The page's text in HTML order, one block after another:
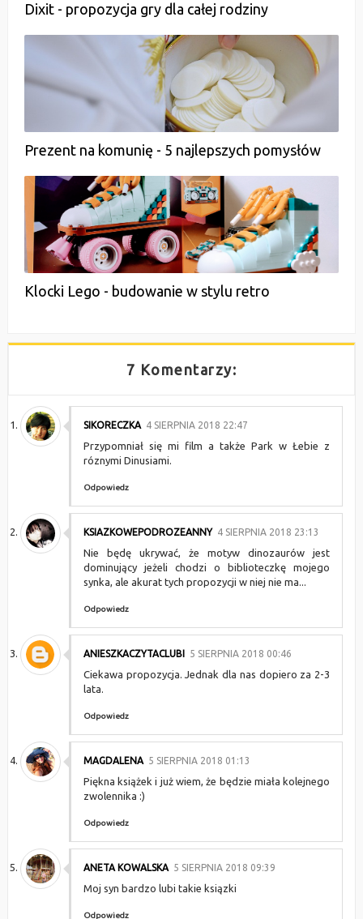
Dixit - propozycja gry dla całej rodziny
Prezent na komunię - 5 najlepszych pomysłów
Klocki Lego - budowanie w stylu retro
7 Komentarzy:
SIKORECZKA 4 SIERPNIA 2018 22:47
Przypomniał się mi film a także Park w Łebie z
róznymi Dinusiami.
Odpowiedz
KSIAZKOWEPODROZEANNY 4 SIERPNIA 2018 23:13
Nie będę ukrywać, że motyw dinozaurów jest
dominujący jeżeli chodzi o biblioteczkę mojego
synka, ale akurat tych propozycji w niej nie ma...
Odpowiedz
ANIESZKACZYTACLUBI 5 SIERPNIA 2018 00:46
Ciekawa propozycja. Jednak dla nas dopiero za 2-3
lata.
Odpowiedz
MAGDALENA 5 SIERPNIA 2018 01:13
Piękna książek i już wiem, że będzie miała kolejnego
zwolennika :)
Odpowiedz
ANETA KOWALSKA 5 SIERPNIA 2018 09:39
Moj syn bardzo lubi takie ksiązki
Odpowiedz